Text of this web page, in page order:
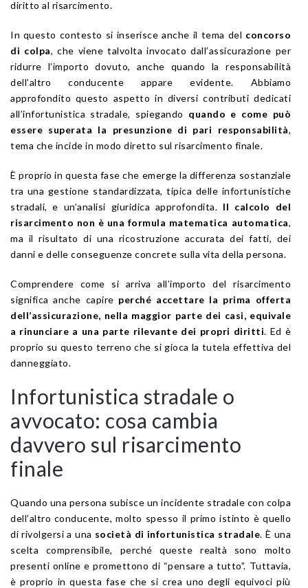
diritto al risarcimento.
In questo contesto si inserisce anche il tema del concorso
di colpa, che viene talvolta invocato dall’assicurazione per
ridurre l’importo dovuto, anche quando la responsabilità
dell’altro conducente appare evidente. Abbiamo
approfondito questo aspetto in diversi contributi dedicati
all’infortunistica stradale, spiegando quando e come può
essere superata la presunzione di pari responsabilità,
tema che incide in modo diretto sul risarcimento finale.
È proprio in questa fase che emerge la differenza sostanziale
tra una gestione standardizzata, tipica delle infortunistiche
stradali, e un’analisi giuridica approfondita. Il calcolo del
risarcimento non è una formula matematica automatica,
ma il risultato di una ricostruzione accurata dei fatti, dei
danni e delle conseguenze concrete sulla vita della persona.
Comprendere come si arriva all’importo del risarcimento
significa anche capire perché accettare la prima offerta
dell’assicurazione, nella maggior parte dei casi, equivale
a rinunciare a una parte rilevante dei propri diritti. Ed è
proprio su questo terreno che si gioca la tutela effettiva del
danneggiato.
Infortunistica stradale o
avvocato: cosa cambia
davvero sul risarcimento
finale
Quando una persona subisce un incidente stradale con colpa
dell’altro conducente, molto spesso il primo istinto è quello
di rivolgersi a una società di infortunistica stradale. È una
scelta comprensibile, perché queste realtà sono molto
presenti online e promettono di “pensare a tutto”. Tuttavia,
è proprio in questa fase che si crea uno degli equivoci più